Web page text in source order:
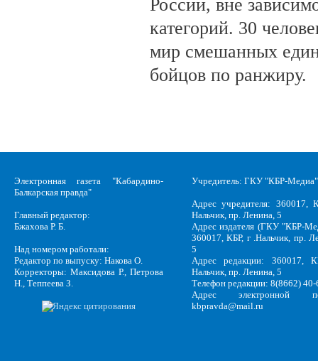
России, вне
категорий. 30
мир смешанных
бойцов по ранжиру.
Электронная газета "Кабардино-
Балкарская правда"
Главный редактор:
Бжахова Р. Б.
Над номером работали:
Редактор по выпуску: Накова О.
Корректоры: Максидова Р., Петрова
Н., Теппеева З.
Учредитель: ГКУ "КБР-Медиа"
Адрес учредителя: 360017,
Нальчик, пр. Ленина, 5
Адрес издателя (ГКУ "КБР-
360017, КБР, г .Нальчик, пр.
5
Адрес редакции: 360017,
Нальчик, пр. Ленина, 5
Телефон редакции: 8(8662)
Адрес электронной
kbpravda@mail.ru